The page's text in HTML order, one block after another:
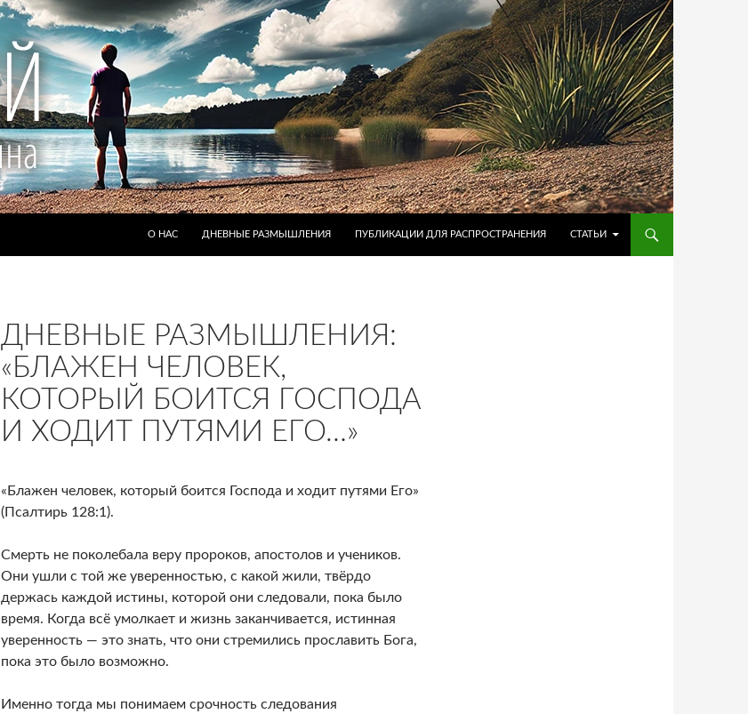
О НАС
ДНЕВНЫЕ РАЗМЫШЛЕНИЯ ПУБЛИКАЦИИ ДЛЯ РАСПРОСТРАНЕНИЯ СТАТЬИ
ДНЕВНЫЕ РАЗМЫШЛЕНИЯ:
«БЛАЖЕН ЧЕЛОВЕК,
КОТОРЫЙ БОИТСЯ ГОСПОДА
И ХОДИТ ПУТЯМИ ЕГО…»
«Блажен человек, который боится Господа и ходит путями Его»
(Псалтирь 128:1).
Смерть не поколебала веру пророков, апостолов и учеников.
Они ушли с той же уверенностью, с какой жили, твёрдо
держась каждой истины, которой они следовали, пока было
время. Когда всё умолкает и жизнь заканчивается, истинная
уверенность — это знать, что они стремились прославить Бога,
пока это было возможно.
Именно тогда мы понимаем срочность следования